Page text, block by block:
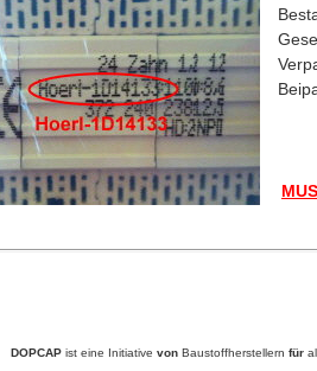
DOPCAP ist eine Initiative von Baustoffherstellern für